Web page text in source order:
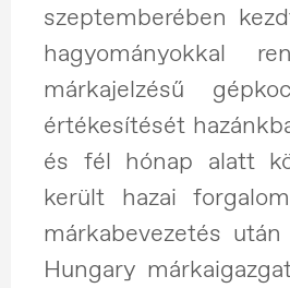
szeptemberében
hagyományokkal
márkajelzésű
értékesítését
és fél hónap alatt
került hazai
márkabevezetés
Hungary